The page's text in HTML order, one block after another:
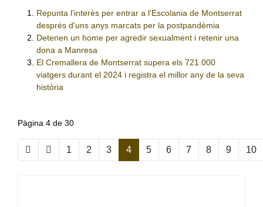
Repunta l'interès per entrar a l'Escolania de Montserrat
després d'uns anys marcats per la postpandèmia
Detenen un home per agredir sexualment i retenir una
dona a Manresa
El Cremallera de Montserrat supera els 721.000
viatgers durant el 2024 i registra el millor any de la seva
història
Pàgina 4 de 30
1 2 3 4 5 6 7 8 9 10